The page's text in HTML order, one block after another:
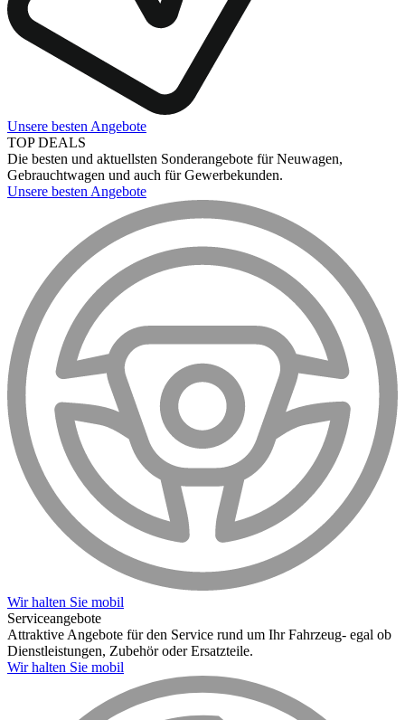
Unsere besten Angebote
TOP DEALS
Die besten und aktuellsten Sonderangebote für Neuwagen,
Gebrauchtwagen und auch für Gewerbekunden.
Unsere besten Angebote
Wir halten Sie mobil
Serviceangebote
Attraktive Angebote für den Service rund um Ihr Fahrzeug- egal ob
Dienstleistungen, Zubehör oder Ersatzteile.
Wir halten Sie mobil